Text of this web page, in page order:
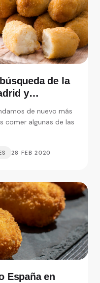
de la
y
de nuevo más
comer algunas de las
28 FEB 2020
España en